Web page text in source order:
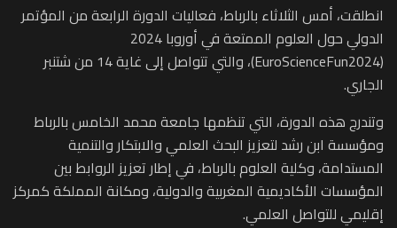
انطلقت، أمس الثلاثاء بالرباط، فعاليات الدورة الرابعة من المؤتمر
الدولي حول العلوم الممتعة في أوروبا 2024
(EuroScienceFun2024)، والتي تتواصل إلى غاية 14 من شتنبر
الجاري.
وتندرج هذه الدورة، التي تنظمها جامعة محمد الخامس بالرباط
ومؤسسة ابن رشد لتعزيز البحث العلمي والابتكار والتنمية
المستدامة، وكلية العلوم بالرباط، في إطار تعزيز الروابط بين
المؤسسات الأكاديمية المغربية والدولية، ومكانة المملكة كمركز
إقليمي للتواصل العلمي.